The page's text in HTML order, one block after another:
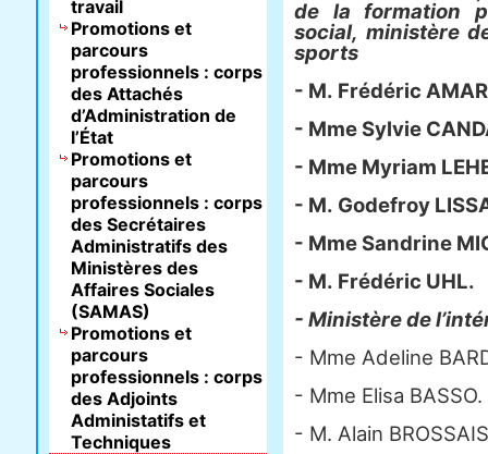
de la formation
social, ministère
sports
- M. Frédéric
- Mme Sylvie
- Mme Myriam
- M. Godefroy
- Mme Sandrine
- M. Frédéric UHL.
- Ministère de
- Mme Adeline
- Mme Elisa BASSO.
- M. Alain
travail
Promotions et
parcours
professionnels : corps
des Attachés
d’Administration de
l’État
Promotions et
parcours
professionnels : corps
des Secrétaires
Administratifs des
Ministères des
Affaires Sociales
(SAMAS)
Promotions et
parcours
professionnels : corps
des Adjoints
Administatifs et
Techniques